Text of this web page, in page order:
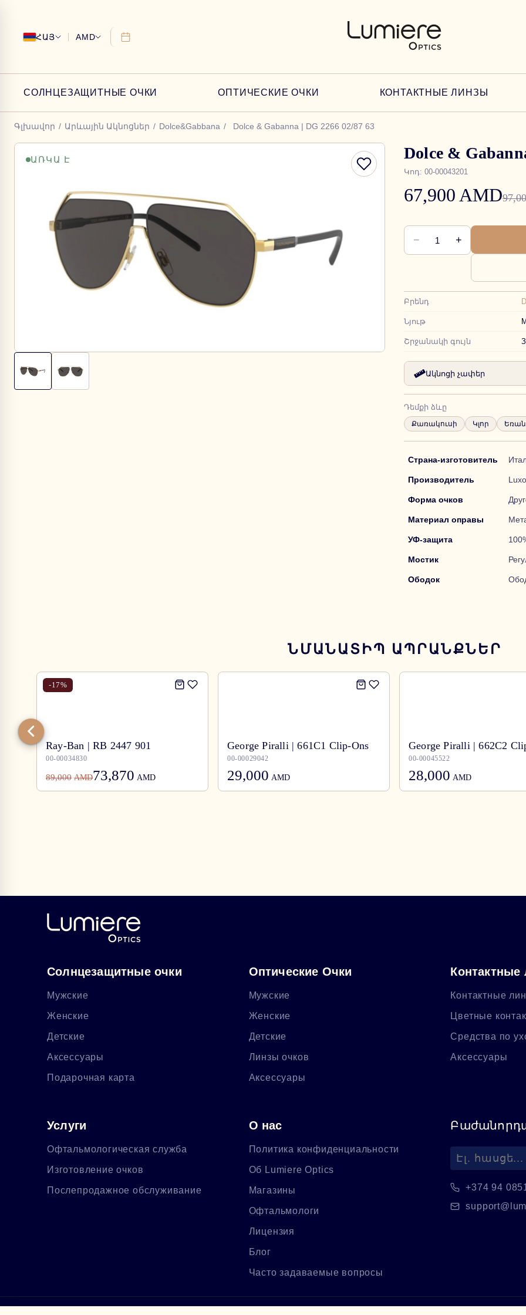
ՀԱՅ AMD
СОЛНЦЕЗАЩИТНЫЕ ОЧКИ ОПТИЧЕСКИЕ ОЧКИ КОНТАКТНЫЕ ЛИНЗЫ
Գլխավոր / Արևային Ակնոցներ / Dolce&Gabbana / Dolce & Gabanna | DG 2266 02/87 63
ԱՌԿԱ Է Dolce &
Կոդ: 00-00043201
67,900 AMD
− 1 +
Բրենդ
Նյութ
Շրջանակի գույն
Ակնոցի չափեր
Դեմքի ձևը
Քառակուսի Կլոր
Страна-изготовитель
Производитель
Форма очков
Материал оправы
УФ-защита
Мостик
Ободок
ՆՄԱՆԱՏԻՊ ԱՊՐԱՆՔՆԵՐ
-17%
Ray-Ban | RB 2447 901
00-00034830
89,000 AMD73,870 AMD
George Piralli | 661C1 Clip-Ons
00-00029042
29,000 AMD
George Piralli | 662C2
00-00045522
28,000 AMD
Солнцезащитные очки
Мужские
Женские
Детские
Аксессуары
Подарочная карта
Оптические Очки
Мужские
Женские
Детские
Линзы очков
Аксессуары
Контактные
Контактные
Цветные
Средства по
Аксессуары
Услуги
Офтальмологическая служба
Изготовление очков
Послепродажное обслуживание
О нас
Политика конфиденциальности
Об Lumiere Optics
Магазины
Офтальмологи
Лицензия
Блог
Часто задаваемые вопросы
+374 94